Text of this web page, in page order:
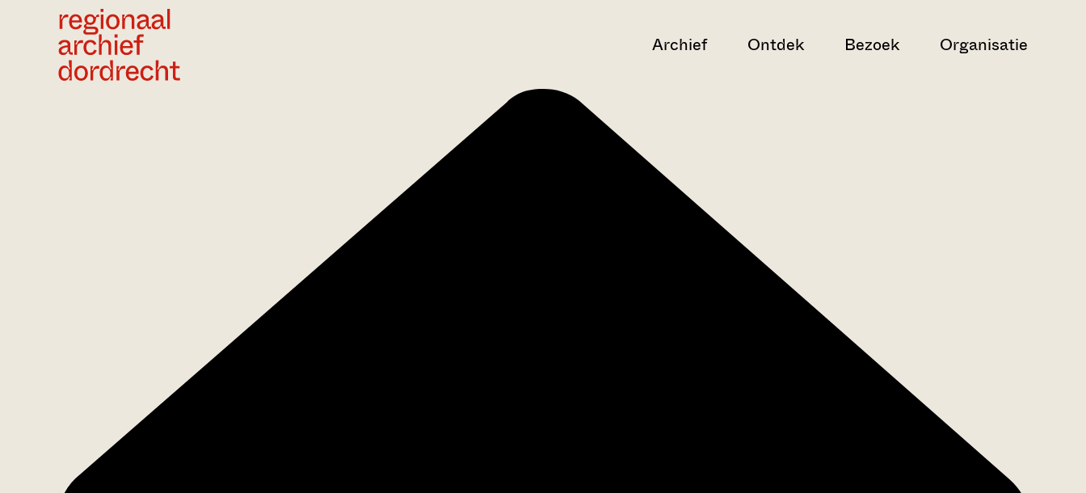
Archief Ontdek Bezoek Organisatie